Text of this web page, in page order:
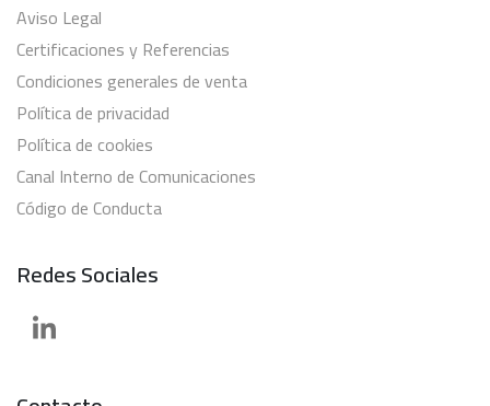
Aviso Legal
Certificaciones y Referencias
Condiciones generales de venta
Política de privacidad
Política de cookies
Canal Interno de Comunicaciones
Código de Conducta
Redes Sociales